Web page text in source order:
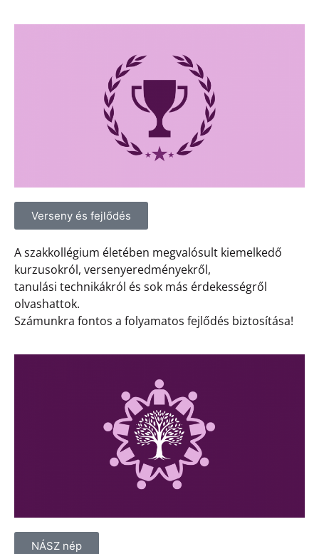
Verseny és fejlődés
A szakkollégium életében megvalósult kiemelkedő
kurzusokról, versenyeredményekről,
tanulási technikákról és sok más érdekességről
olvashattok.
Számunkra fontos a folyamatos fejlődés biztosítása!
NÁSZ nép